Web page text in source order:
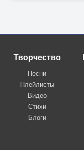
Творчество
Песни
Плейлисты
Видео
Стихи
Блоги